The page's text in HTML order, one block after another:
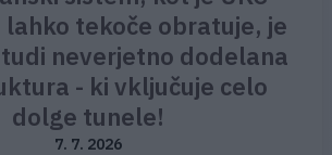
lahko tekoče obratuje, je
neverjetno dodelana
- ki vključuje celo
dolge tunele!
7. 7. 2026